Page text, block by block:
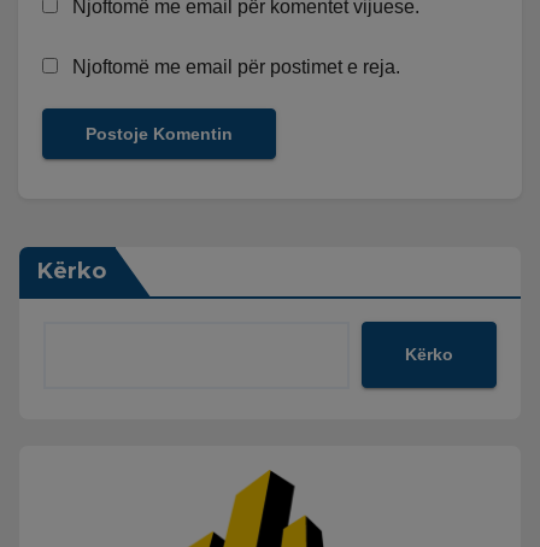
Njoftomë me email për komentet vijuese.
Njoftomë me email për postimet e reja.
Kërko
Kërko